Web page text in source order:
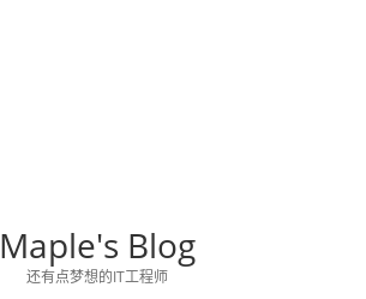
Maple's Blog
还有点梦想的IT工程师